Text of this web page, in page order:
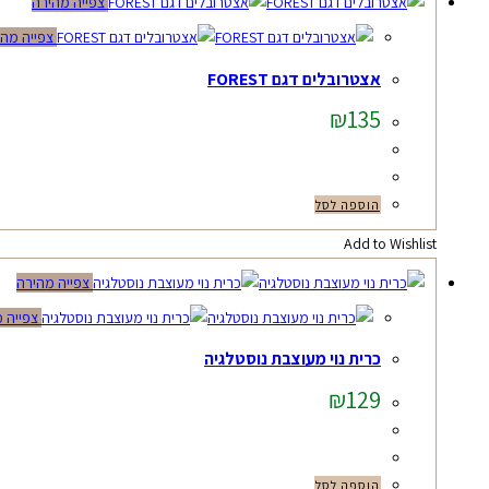
צפייה
אצטרובלים דגם FOREST
₪135
הוספה לסל
Add to Wishlist
צפייה מהירה
כרית נוי מעוצבת נוסטלגיה
₪129
הוספה לסל